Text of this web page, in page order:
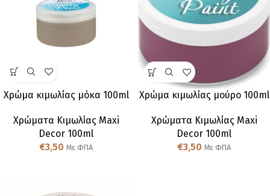
Χρώμα κιμωλίας μόκα 100ml
Χρώματα Κιμωλίας Maxi
Decor 100ml
€3,50 Με ΦΠΑ
Χρώμα κιμωλίας μούρο 100ml
Χρώματα Κιμωλίας Maxi
Decor 100ml
€3,50 Με ΦΠΑ